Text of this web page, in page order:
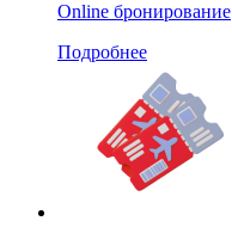
Online бронирование
Подробнее